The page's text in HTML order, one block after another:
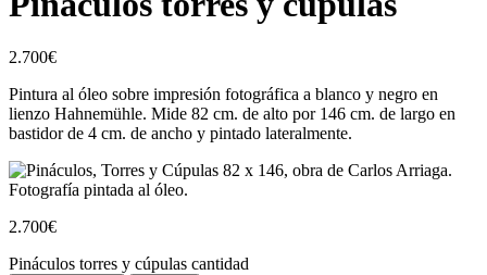
2.700€
Pintura al óleo sobre impresión fotográfica a blanco y negro en
lienzo Hahnemühle. Mide 82 cm. de alto por 146 cm. de largo en
bastidor de 4 cm. de ancho y pintado lateralmente.
2.700€
Pináculos torres y cúpulas cantidad